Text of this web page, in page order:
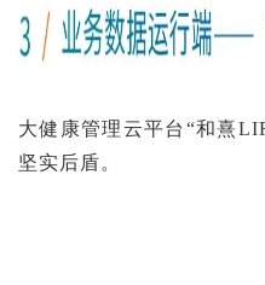
大健康管理云平台“和熹
坚实后盾。